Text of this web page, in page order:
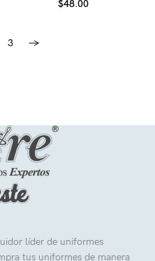
$48.00
3 →
líder de uniformes
tus uniformes de manera